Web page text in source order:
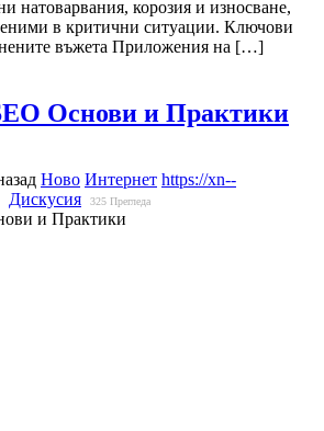
натоварвания, корозия и износване,
в критични ситуации. Ключови
въжета Приложения на […]
Основи и Практики
Ново Интернет https://xn--
Дискусия 325 Прегледа
и Практики